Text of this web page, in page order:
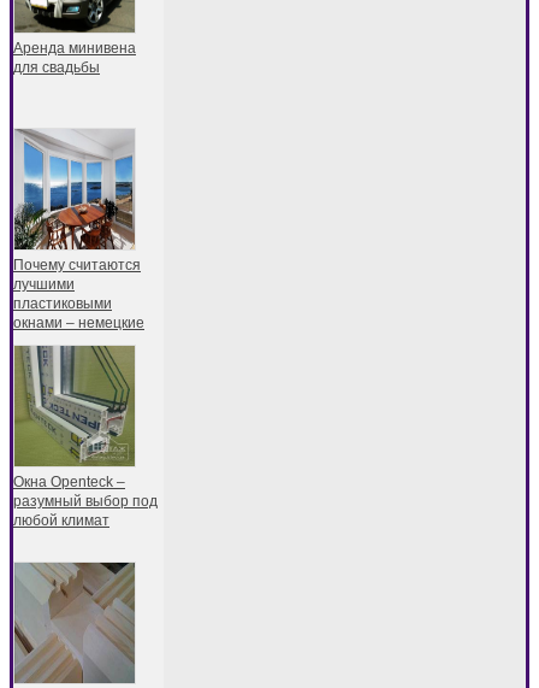
Аренда минивена
для свадьбы
Почему считаются
лучшими
пластиковыми
окнами – немецкие
Окна Openteck –
разумный выбор под
любой климат